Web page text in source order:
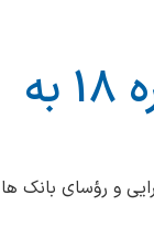
تخصیص 276 میلیارد تومان تسهیلات تبصره 18 به
و رؤسای بانک ها